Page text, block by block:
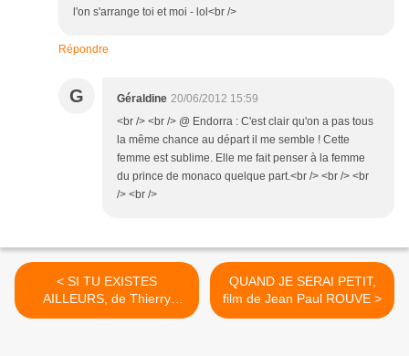
l'on s'arrange toi et moi - lol<br />
Répondre
G Géraldine 20/06/2012 15:59
<br /> <br /> @ Endorra : C'est clair qu'on a pas tous
la même chance au départ il me semble ! Cette
femme est sublime. Elle me fait penser à la femme
du prince de monaco quelque part.<br /> <br /> <br
/> <br />
< SI TU EXISTES
AILLEURS, de Thierry
COHEN
QUAND JE SERAI PETIT,
film de Jean Paul ROUVE >